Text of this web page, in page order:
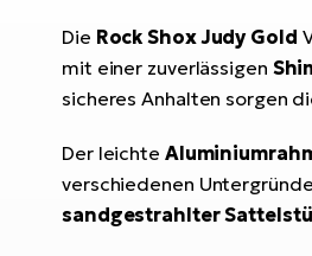
Die Rock Shox Judy Gold
mit einer zuverlässigen
sicheres Anhalten sorgen
Der leichte
verschiedenen
sandgestrahlter